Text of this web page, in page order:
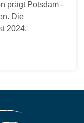
prägt Potsdam -
Die
2024.